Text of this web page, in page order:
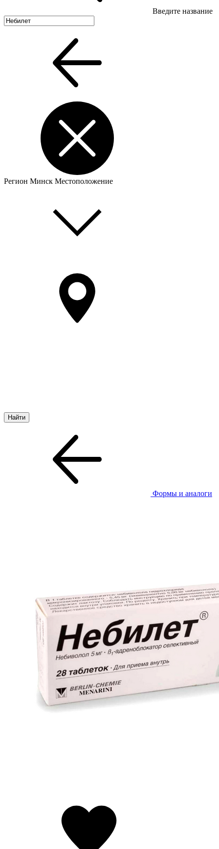
Введите название
Регион Минск Местоположение
Формы и аналоги